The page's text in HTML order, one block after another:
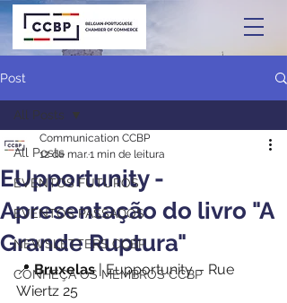
Post
All Posts
EVENTOS FUTUROS
EVENTOS PASSADOS
NEWSLETTERS CCBP
CONHEÇA OS MEMBROS CCBP
All Posts
EUpportunity -
Apresentação do livro "A
Grande Ruptura"
Communication CCBP
12 de mar.1 min de leitura
📍 Bruxelas | Eupportunity – Rue
Wiertz 25